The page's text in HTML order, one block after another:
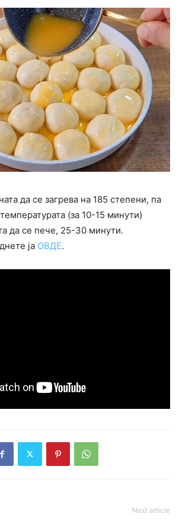
да се загрева на 185 степени, па
(за 10-15 минути)
да се пече, 25-30 минути.
ја ОВДЕ.
Next article